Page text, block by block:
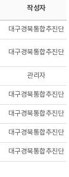
작성자
대구경북통합추진단
대구경북통합추진단
관리자
대구경북통합추진단
대구경북통합추진단
대구경북통합추진단
대구경북통합추진단